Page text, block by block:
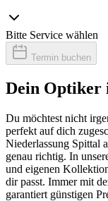
Bitte Service wählen
Termin buchen
Dein Optiker
Du möchtest nicht
perfekt auf dich
Niederlassung Spittal
genau richtig. In
und eigenen
dir passt. Immer mit
garantiert günstigen